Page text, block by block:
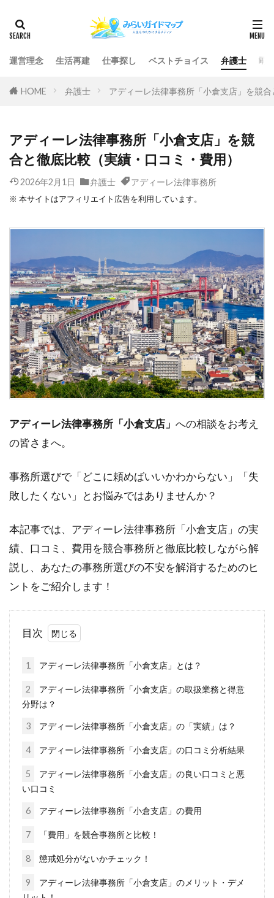
運営理念 生活再建 仕事探し ベストチョイス 弁護士 司
HOME 弁護士 アディーレ法律事務所「小倉支店」を競
アディーレ法律事務所「小倉支店」を競
合と徹底比較（実績・口コミ・費用）
2026年2月1日 弁護士 アディーレ法律事務所
※ 本サイトはアフィリエイト広告を利用しています。
アディーレ法律事務所「小倉支店」 への相談をお考え
の皆さまへ。
事務所選びで「どこに頼めばいいかわからない」「失
敗したくない」とお悩みではありませんか？
本記事では、アディーレ法律事務所「小倉支店」の実
績、口コミ、費用を競合事務所と徹底比較しながら解
説し、あなたの事務所選びの不安を解消するためのヒ
ントをご紹介します！
目次
1 アディーレ法律事務所「小倉支店」とは？
2
アディーレ法律事務所「小倉支店」の取扱業務と得意
分野は？
3 アディーレ法律事務所「小倉支店」の「実績」は？
4 アディーレ法律事務所「小倉支店」の口コミ分析結果
5
アディーレ法律事務所「小倉支店」の良い口コミと悪
い口コミ
6 アディーレ法律事務所「小倉支店」の費用
7 「費用」を競合事務所と比較！
8 懲戒処分がないかチェック！
9
アディーレ法律事務所「小倉支店」のメリット・デメ